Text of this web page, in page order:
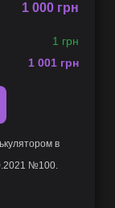
1 000 грн
1 грн
1 001 грн
в
№100.